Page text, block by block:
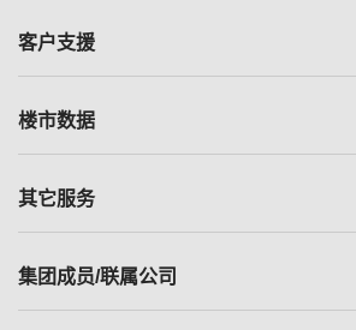
人才招募
一手新房
减价
美联豪宅
独家楼盘
租房
客户支援
自助放盘
查询热线
按揭计算机
负担能力计算机
楼市数据
指数
历史成交
其它服务
小区专页
集团成员/联属公司